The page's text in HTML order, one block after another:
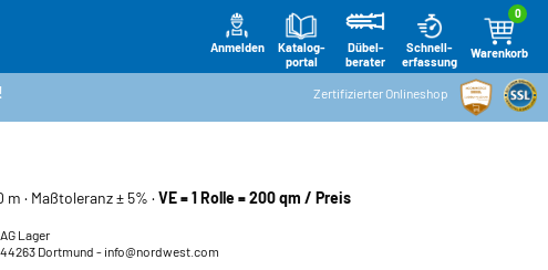
Warenkorb
0
Schnell-
erfassung
Dübel-
berater
Katalog-
portal
Anmelden
Zertifizierter Onlineshop
· Maßtoleranz ± 5% ·VE = 1 Rolle = 200 qm / Preis
Lager
Dortmund - info@nordwest.com